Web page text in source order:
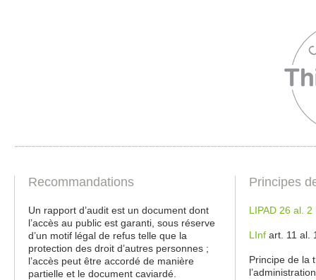
Recommandations
Un rapport d’audit est un document dont
l’accès au public est garanti, sous réserve
d’un motif légal de refus telle que la
protection des droit d’autres personnes ;
l’accès peut être accordé de manière
partielle et le document caviardé.
Principes
LIPAD 26 al.
LInf art. 11 al.
Principe de la